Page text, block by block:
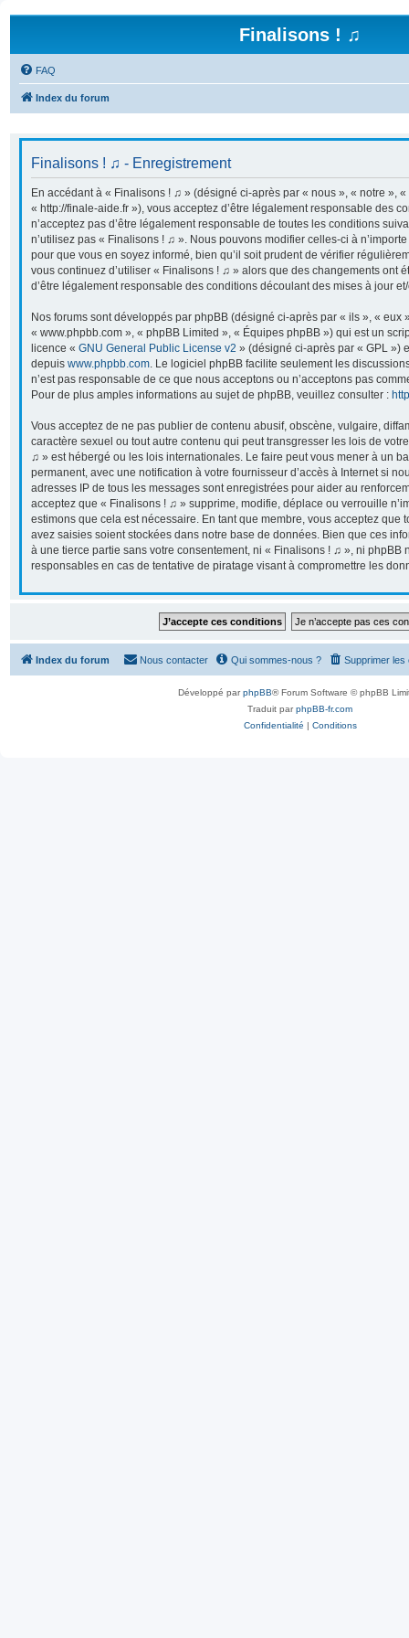
Finalisons ! ♫
FAQ
Index du forum
Finalisons ! ♫ - Enregistrement
En accédant à « Finalisons ! ♫ » (désigné ci-après par « nous », « notre »,
« http://finale-aide.fr »), vous acceptez d’être légalement responsable des
n’acceptez pas d’être légalement responsable de toutes les conditions
n’utilisez pas « Finalisons ! ♫ ». Nous pouvons modifier celles-ci à
pour que vous en soyez informé, bien qu’il soit prudent de vérifier
vous continuez d’utiliser « Finalisons ! ♫ » alors que des changements ont
d’être légalement responsable des conditions découlant des mises à jour
Nos forums sont développés par phpBB (désigné ci-après par « ils », « eux
« www.phpbb.com », « phpBB Limited », « Équipes phpBB ») qui est un
licence « GNU General Public License v2 » (désigné ci-après par « GPL »)
depuis www.phpbb.com. Le logiciel phpBB facilite seulement les
n’est pas responsable de ce que nous acceptons ou n’acceptons pas
Pour de plus amples informations au sujet de phpBB, veuillez consulter :
Vous acceptez de ne pas publier de contenu abusif, obscène, vulgaire,
caractère sexuel ou tout autre contenu qui peut transgresser les lois de
♫ » est hébergé ou les lois internationales. Le faire peut vous mener à un
permanent, avec une notification à votre fournisseur d’accès à Internet si
adresses IP de tous les messages sont enregistrées pour aider au
acceptez que « Finalisons ! ♫ » supprime, modifie, déplace ou verrouille
estimons que cela est nécessaire. En tant que membre, vous acceptez que
avez saisies soient stockées dans notre base de données. Bien que ces
à une tierce partie sans votre consentement, ni « Finalisons ! ♫ », ni phpBB
responsables en cas de tentative de piratage visant à compromettre les
Index du forum Supprimer les
Qui sommes-nous ?
Nous contacter
Développé parphpBB® Forum Software © phpBB
Traduit parphpBB-fr.com
Confidentialité | Conditions